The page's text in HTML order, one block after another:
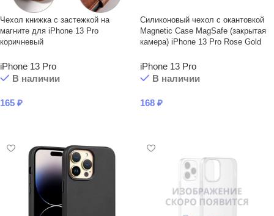
Чехол книжка с застежкой на
магните для iPhone 13 Pro
коричневый
iPhone 13 Pro
В наличии
165 ₽
Силиконовый чехол с окантовкой
Magnetic Case MagSafe (закрытая
камера) iPhone 13 Pro Rose Gold
iPhone 13 Pro
В наличии
168 ₽